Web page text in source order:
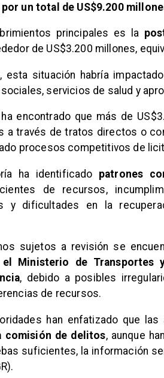
un total de US$9.200
principales es la
de US$3.200 millones,
esta situación habría
servicios de salud y
encontrado que más de
a través de tratos directos o
procesos competitivos de
ha identificado patrones
de recursos,
y dificultades en la
sujetos a revisión se
el Ministerio de
, debido a posibles
de recursos.
han enfatizado que
comisión de delitos, aunque
suficientes, la información